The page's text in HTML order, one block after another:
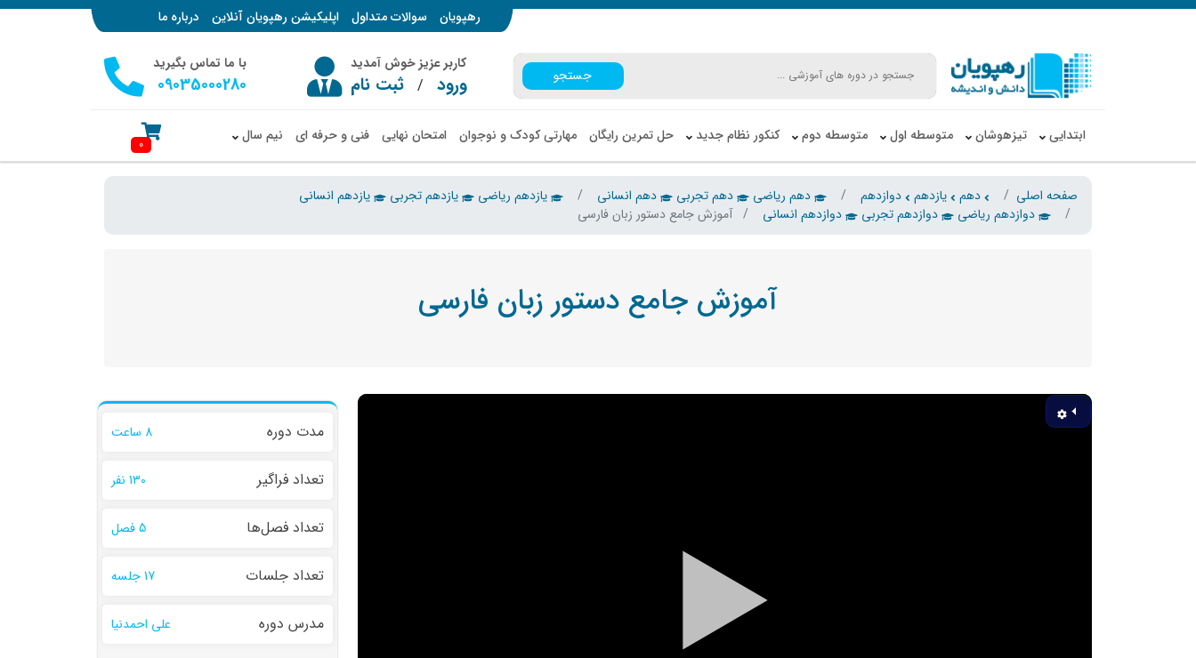
رهپویان سوالات متداول اپلیکیشن رهپویان آنلاین درباره ما
جستجو
کاربر عزیز خوش آمدید
ورود /ثبت نام
با ما تماس بگیرید
09035000280
ابتدایی تیزهوشان متوسطه اول متوسطه دوم کنکور نظام جدید حل تمرین رایگان مهارتی کودک و نوجوان امتحان نهایی فنی و حرفه ای نیم سال 0
صفحه اصلی دهم یازدهم دوازدهم دهم ریاضی دهم تجربی دهم انسانی یازدهم ریاضی یازدهم تجربی
یازدهم انسانی
دوازدهم ریاضی
دوازدهم تجربی دوازدهم انسانی آموزش جامع دستور زبان فارسی
آموزش جامع دستور زبان فارسی
مدت دوره 8 ساعت
تعداد فراگیر 130 نفر
تعداد فصل‌ها 5 فصل
تعداد جلسات 17 جلسه
مدرس دوره علی احمدنیا